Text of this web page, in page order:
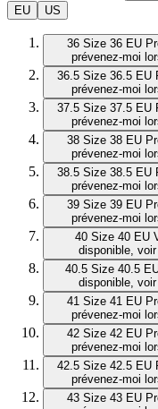
EU
US
36 Size 36 EU
prévenez-moi
36.5 Size 36.5 EU
prévenez-moi
37.5 Size 37.5 EU
prévenez-moi
38 Size 38 EU
prévenez-moi
38.5 Size 38.5 EU
prévenez-moi
39 Size 39 EU
prévenez-moi
40 Size 40 EU
disponible,
40.5 Size 40.5
disponible,
41 Size 41 EU
prévenez-moi
42 Size 42 EU
prévenez-moi
42.5 Size 42.5 EU
prévenez-moi
43 Size 43 EU